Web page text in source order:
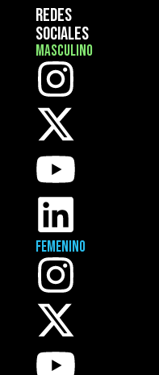
Redes
Sociales
Masculino
Femenino